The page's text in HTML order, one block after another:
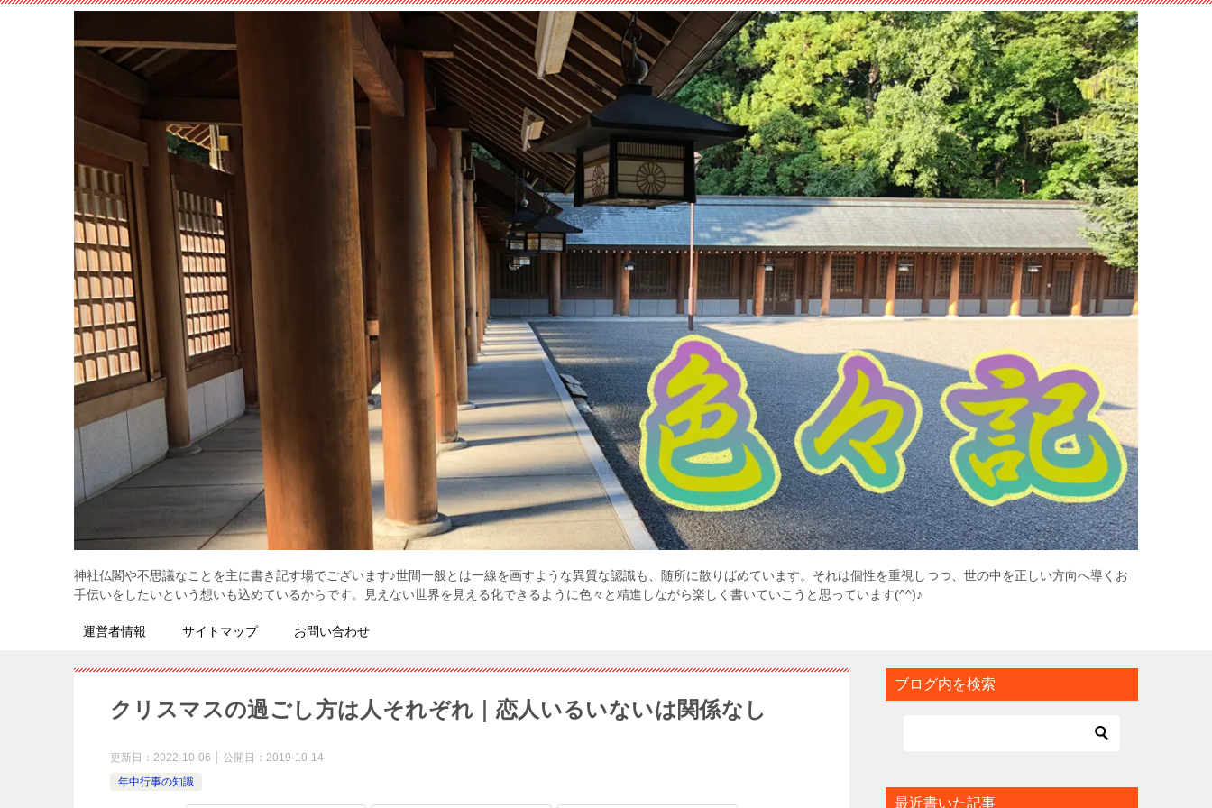
神社仏閣や不思議なことを主に書き記す場でございます♪世間一般とは一線を画すような異質な認識も、随所に散りばめています。それは個性を重視しつつ、世の中を正しい方向へ導くお
手伝いをしたいという想いも込めているからです。見えない世界を見える化できるように色々と精進しながら楽しく書いていこうと思っています(^^)♪
運営者情報 サイトマップ お問い合わせ
クリスマスの過ごし方は人それぞれ｜恋人いるいないは関係なし
更新日： 2022-10-06 公開日： 2019-10-14
年中行事の知識
ブログ内を検索
最近書いた記事